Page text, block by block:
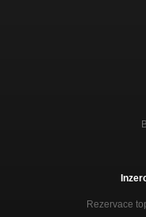
Rezervace